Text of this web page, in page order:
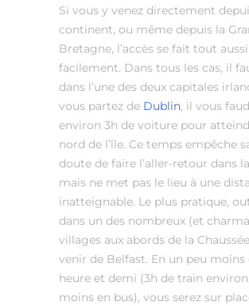
Si vous y venez directement
continent, ou même depuis la
Bretagne, l’accès se fait tout aussi
facilement. Dans tous les cas, il
dans l’une des deux capitales
vous partez de Dublin, il vous
environ 3h de voiture pour
nord de l’île. Ce temps empêche
doute de faire l’aller-retour dans
mais ne met pas le lieu à une
inatteignable. Le plus pratique,
dans un des nombreux (et
villages aux abords de la
venir de Belfast. En un peu moins
heure et demi (3h de train
moins en bus), vous serez sur